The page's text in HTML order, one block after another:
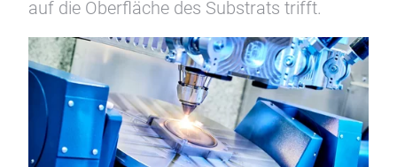
auf die Oberfläche des Substrats trifft.